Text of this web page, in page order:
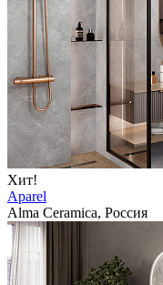
Хит!
Aparel
Alma Ceramica, Россия